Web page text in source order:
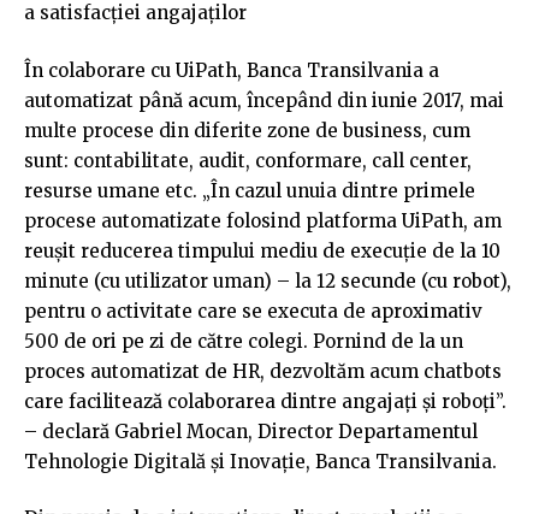
a satisfacției angajaților
În colaborare cu UiPath, Banca Transilvania a
automatizat până acum, începând din iunie 2017, mai
multe procese din diferite zone de business, cum
sunt: contabilitate, audit, conformare, call center,
resurse umane etc. „În cazul unuia dintre primele
procese automatizate folosind platforma UiPath, am
reuşit reducerea timpului mediu de execuție de la 10
minute (cu utilizator uman) – la 12 secunde (cu robot),
pentru o activitate care se executa de aproximativ
500 de ori pe zi de către colegi. Pornind de la un
proces automatizat de HR, dezvoltăm acum chatbots
care facilitează colaborarea dintre angajați şi roboți”.
– declară Gabriel Mocan, Director Departamentul
Tehnologie Digitală și Inovație, Banca Transilvania.